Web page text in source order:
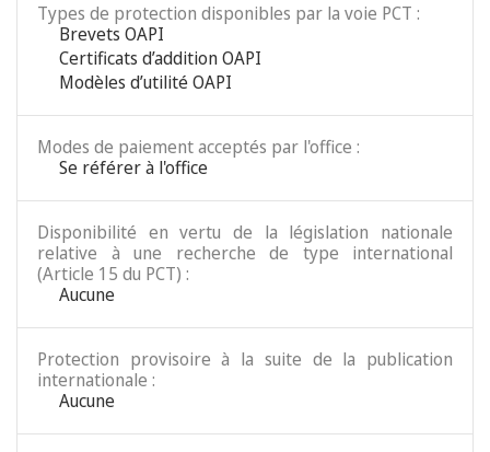
Types de protection disponibles par la voie PCT :
Brevets OAPI
Certificats d’addition OAPI
Modèles d’utilité OAPI
Modes de paiement acceptés par l'office :
Se référer à l'office
Disponibilité en vertu de la législation nationale
relative à une recherche de type international
(Article 15 du PCT) :
Aucune
Protection provisoire à la suite de la publication
internationale :
Aucune